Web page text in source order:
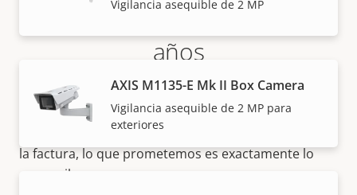
Vigilancia asequible de 2 MP
AXIS M1135-E Mk II Box Camera
Vigilancia asequible de 2 MP para
exteriores
cliente con una garantía de 5
años
Nuestra nueva garantía de 5 años brinda a nuestros
clientes años de uso sin preocupaciones y un
control de los costes. Y no hay sorpresas ocultas en
la factura, lo que prometemos es exactamente lo
que recibe.